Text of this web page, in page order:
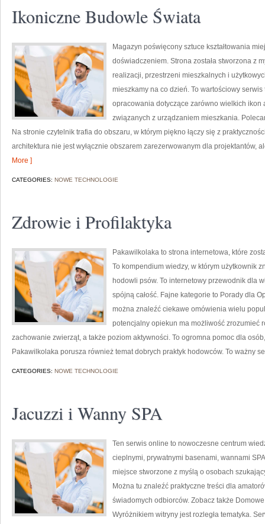
Ikoniczne Budowle Świata
Magazyn poświęcony sztuce kształtowania
doświadczeniem. Strona została stworzona z
realizacji, przestrzeni mieszkalnych i
mieszkamy na co dzień. To wartościowy
opracowania dotyczące zarówno wielkich ikon
związanych z urządzaniem mieszkania.
Na stronie czytelnik trafia do obszaru, w którym piękno łączy się z
architektura nie jest wyłącznie obszarem zarezerwowanym dla projektantów,
More ]
CATEGORIES: NOWE TECHNOLOGIE
Zdrowie i Profilaktyka
Pakawilkolaka to strona internetowa, które
To kompendium wiedzy, w którym użytkownik
hodowli psów. To internetowy przewodnik dla
spójną całość. Fajne kategorie to Porady dla
można znaleźć ciekawe omówienia wielu
potencjalny opiekun ma możliwość zrozumieć
zachowanie zwierząt, a także poziom aktywności. To ogromna pomoc dla
Pakawilkolaka porusza również temat dobrych praktyk hodowców. To ważny
CATEGORIES: NOWE TECHNOLOGIE
Jacuzzi i Wanny SPA
Ten serwis online to nowoczesne centrum
cieplnymi, prywatnymi basenami, wannami
miejsce stworzone z myślą o osobach
Można tu znaleźć praktyczne treści dla
świadomych odbiorców. Zobacz także
Wyróżnikiem witryny jest rozległa tematyka.